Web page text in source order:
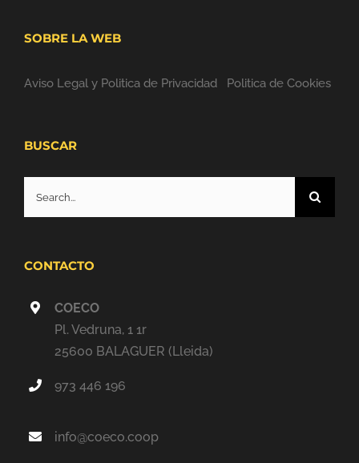
SOBRE LA WEB
Aviso Legal y Politica de Privacidad Politica de Cookies
BUSCAR
for:
CONTACTO
COECO
Pl. Vedruna, 1 1r
25600 BALAGUER (Lleida)
973 446 196
info@coeco.coop